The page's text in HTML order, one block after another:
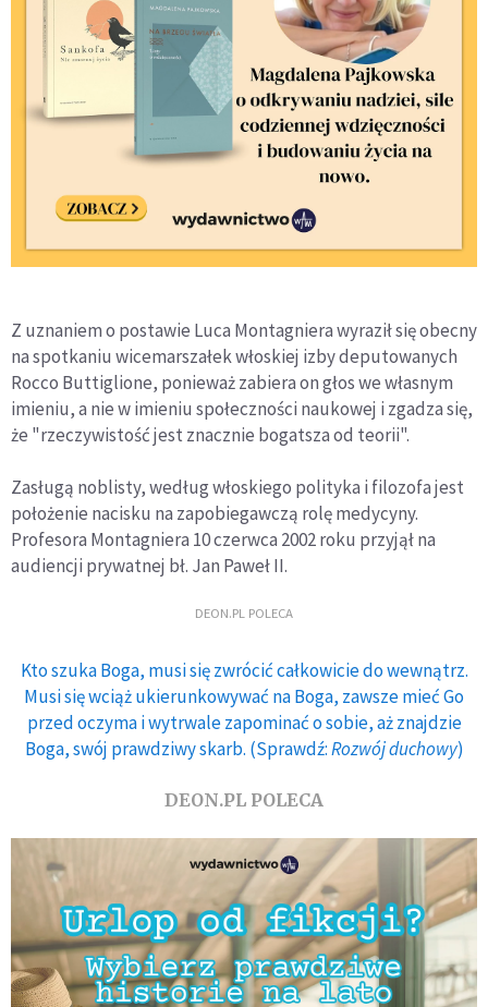
Z uznaniem o postawie Luca Montagniera wyraził się obecny
na spotkaniu wicemarszałek włoskiej izby deputowanych
Rocco Buttiglione, ponieważ zabiera on głos we własnym
imieniu, a nie w imieniu społeczności naukowej i zgadza się,
że "rzeczywistość jest znacznie bogatsza od teorii".
Zasługą noblisty, według włoskiego polityka i filozofa jest
położenie nacisku na zapobiegawczą rolę medycyny.
Profesora Montagniera 10 czerwca 2002 roku przyjął na
audiencji prywatnej bł. Jan Paweł II.
DEON.PL POLECA
Kto szuka Boga, musi się zwrócić całkowicie do wewnątrz.
Musi się wciąż ukierunkowywać na Boga, zawsze mieć Go
przed oczyma i wytrwale zapominać o sobie, aż znajdzie
Boga, swój prawdziwy skarb. (Sprawdź:Rozwój duchowy)
DEON.PL POLECA